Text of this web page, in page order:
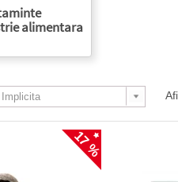
alimentara
17 %